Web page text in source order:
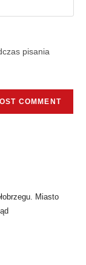
pisania
Miasto